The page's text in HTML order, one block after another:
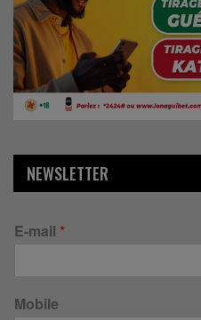
NEWSLETTER
E-mail *
Mobile